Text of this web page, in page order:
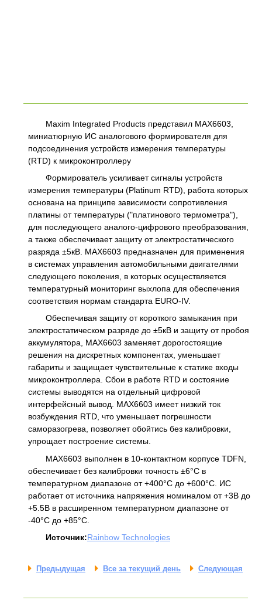
Maxim Integrated Products представил MAX6603,
миниатюрную ИС аналогового формирователя для
подсоединения устройств измерения температуры
(RTD) к микроконтроллеру
Формирователь усиливает сигналы устройств
измерения температуры (Platinum RTD), работа которых
основана на принципе зависимости сопротивления
платины от температуры ("платинового термометра"),
для последующего аналого-цифрового преобразования,
а также обеспечивает защиту от электростатического
разряда ±5кВ. MAX6603 предназначен для применения
в системах управления автомобильными двигателями
следующего поколения, в которых осуществляется
температурный мониторинг выхлопа для обеспечения
соответствия нормам стандарта EURO-IV.
Обеспечивая защиту от короткого замыкания при
электростатическом разряде до ±5кВ и защиту от пробоя
аккумулятора, MAX6603 заменяет дорогостоящие
решения на дискретных компонентах, уменьшает
габариты и защищает чувствительные к статике входы
микроконтроллера. Сбои в работе RTD и состояние
системы выводятся на отдельный цифровой
интерфейсный вывод. MAX6603 имеет низкий ток
возбуждения RTD, что уменьшает погрешности
саморазогрева, позволяет обойтись без калибровки,
упрощает построение системы.
MAX6603 выполнен в 10-контактном корпусе TDFN,
обеспечивает без калибровки точность ±6°C в
температурном диапазоне от +400°С до +600°С. ИС
работает от источника напряжения номиналом от +3В до
+5.5В в расширенном температурном диапазоне от
-40°С до +85°С.
Источник:Rainbow Technologies
Предыдущая Все за текущий день Следующая